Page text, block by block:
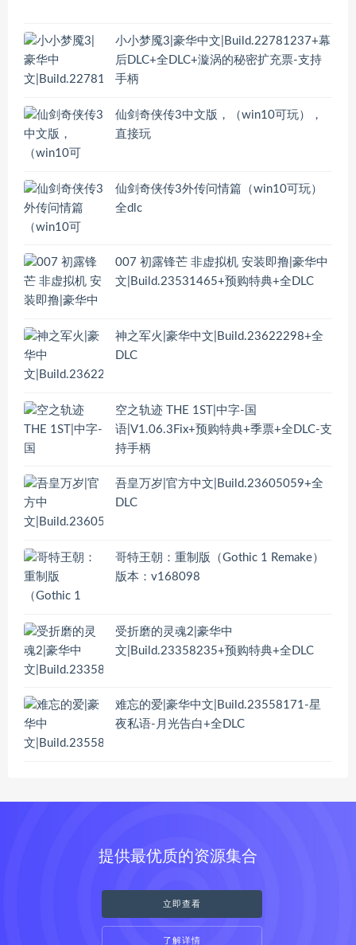
小小梦魇3|豪华中文|Build.22781237+幕
后DLC+全DLC+漩涡的秘密扩充票-支持
手柄
仙剑奇侠传3中文版，（win10可玩），
直接玩
仙剑奇侠传3外传问情篇（win10可玩）
全dlc
007 初露锋芒 非虚拟机 安装即撸|豪华中
文|Build.23531465+预购特典+全DLC
神之军火|豪华中文|Build.23622298+全
DLC
空之轨迹 THE 1ST|中字-国
语|V1.06.3Fix+预购特典+季票+全DLC-支
持手柄
吾皇万岁|官方中文|Build.23605059+全
DLC
哥特王朝：重制版（Gothic 1 Remake）
版本：v168098
受折磨的灵魂2|豪华中
文|Build.23358235+预购特典+全DLC
难忘的爱|豪华中文|Build.23558171-星
夜私语-月光告白+全DLC
提供最优质的资源集合
立即查看
了解详情